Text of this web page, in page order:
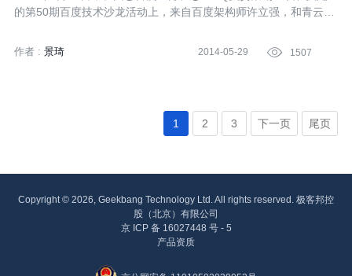
的第50期百度技术沙龙活动上，来自百度架构师许立强，和青云联
的实战经验。
作者 : 景琦 2014-05-29  1507
1 2 3 下一页 尾页
Copyright © 2026, Geekbang Technology Ltd. All rights reserved. 极客邦控
股（北京）有限公司
京 ICP 备 16027448 号 - 5
产品资质